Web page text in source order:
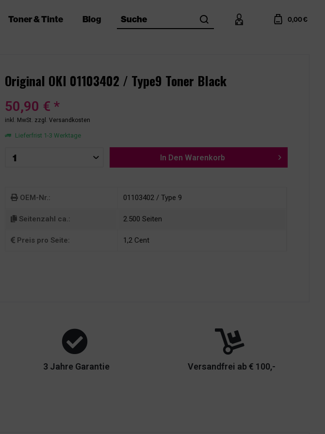
Toner & Tinte Blog Suche search account cart 0,00 €
Original OKI 01103402 / Type9 Toner Black
50,90 € *
inkl. MwSt. zzgl. Versandkosten
Lieferfrist 1-3 Werktage
In Den Warenkorb
OEM-Nr.: 01103402 / Type 9
Seitenzahl ca.: 2.500 Seiten
Preis pro Seite: 1,2 Cent
3 Jahre Garantie Versandfrei ab € 100,-